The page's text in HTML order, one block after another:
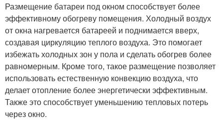
Размещение батареи под окном способствует более
эффективному обогреву помещения. Холодный воздух
от окна нагревается батареей и поднимается вверх,
создавая циркуляцию теплого воздуха. Это помогает
избежать холодных зон у пола и сделать обогрев более
равномерным. Кроме того, такое размещение позволяет
использовать естественную конвекцию воздуха, что
делает отопление более энергетически эффективным.
Также это способствует уменьшению тепловых потерь
через окно.